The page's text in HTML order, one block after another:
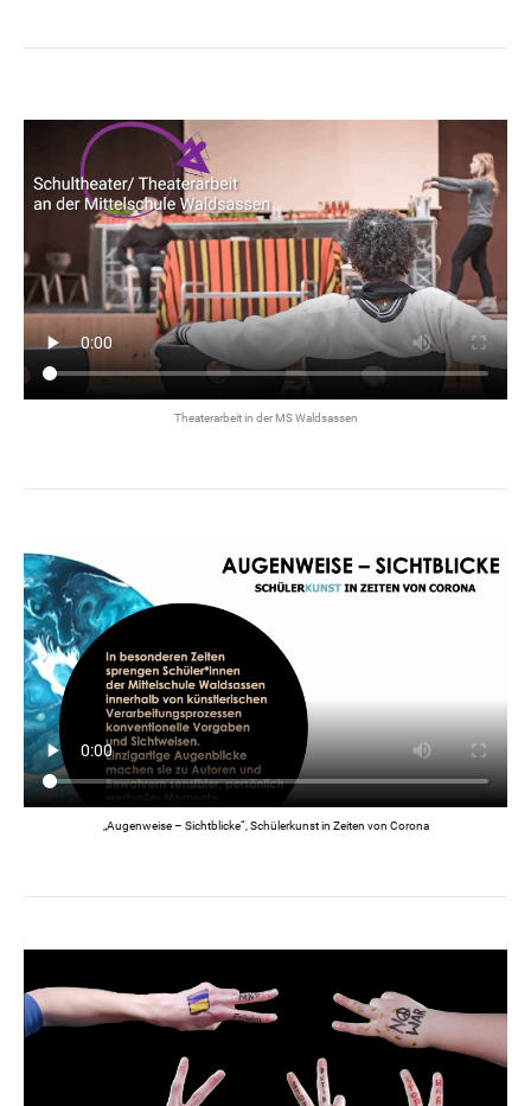
Theaterarbeit in der MS Waldsassen
„Augenweise – Sichtblicke“, Schülerkunst in Zeiten von Corona